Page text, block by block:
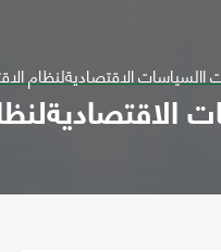
االسياسات الاقتصاديةلنظام